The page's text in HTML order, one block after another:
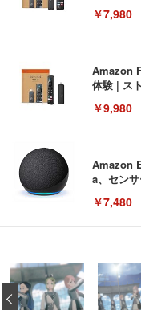
￥7,980
Amazon
体験 | ス
￥9,980
Amazon
a、セン
￥7,480
い 跳ね
キング
EIZO ビ
イト
Amazon
回使い
‹